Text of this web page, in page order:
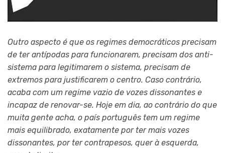
Outro aspecto é que os regimes democráticos precisam
de ter antípodas para funcionarem, precisam dos anti-
sistema para legitimarem o sistema, precisam de
extremos para justificarem o centro. Caso contrário,
acaba com um regime vazio de vozes dissonantes e
incapaz de renovar-se. Hoje em dia, ao contrário do que
muita gente acha, o país português tem um regime
mais equilibrado, exatamente por ter mais vozes
dissonantes, por ter contrapesos, quer à esquerda,